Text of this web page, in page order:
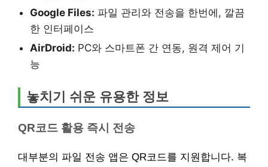
Google Files: 파일 관리와 전송을 한번에, 깔끔
한 인터페이스
AirDroid: PC와 스마트폰 간 연동, 원격 제어 기
능
놓치기 쉬운 유용한 정보
QR코드 활용 즉시 전송
대부분의 파일 전송 앱은 QR코드를 지원합니다. 복